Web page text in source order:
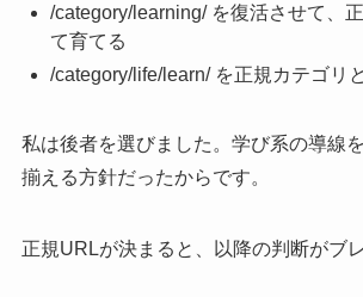
/category/learning/ を復活させて、
て育てる
/category/life/learn/ を正規カテゴリ
私は後者を選びました。学び系の導線
揃える方針だったからです。
正規URLが決まると、以降の判断がブレ